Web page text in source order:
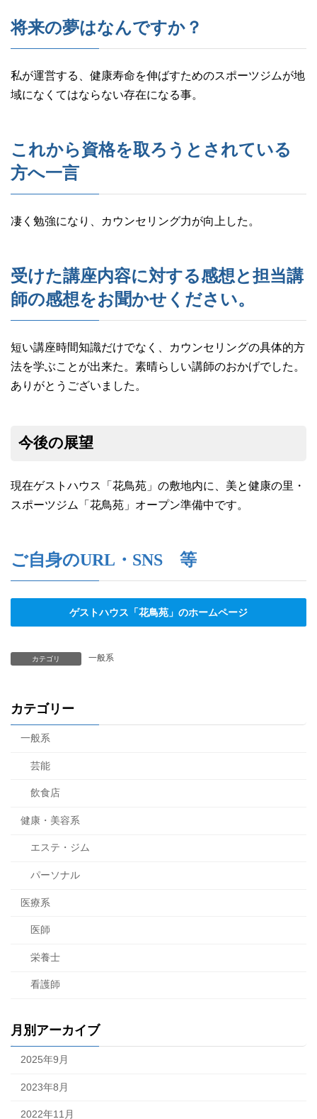
将来の夢はなんですか？
私が運営する、健康寿命を伸ばすためのスポーツジムが地
域になくてはならない存在になる事。
これから資格を取ろうとされている
方へ一言
凄く勉強になり、カウンセリング力が向上した。
受けた講座内容に対する感想と担当講
師の感想をお聞かせください。
短い講座時間知識だけでなく、カウンセリングの具体的方
法を学ぶことが出来た。素晴らしい講師のおかげでした。
ありがとうございました。
今後の展望
現在ゲストハウス「花鳥苑」の敷地内に、美と健康の里・
スポーツジム「花鳥苑」オープン準備中です。
ご自身のURL・SNS 等
ゲストハウス「花鳥苑」のホームページ
カテゴリ 一般系
カテゴリー
一般系
芸能
飲食店
健康・美容系
エステ・ジム
パーソナル
医療系
医師
栄養士
看護師
月別アーカイブ
2025年9月
2023年8月
2022年11月